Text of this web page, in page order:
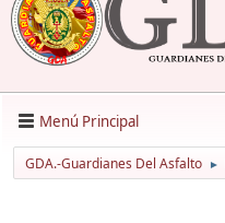
Menú Principal
GDA.-Guardianes Del Asfalto ►